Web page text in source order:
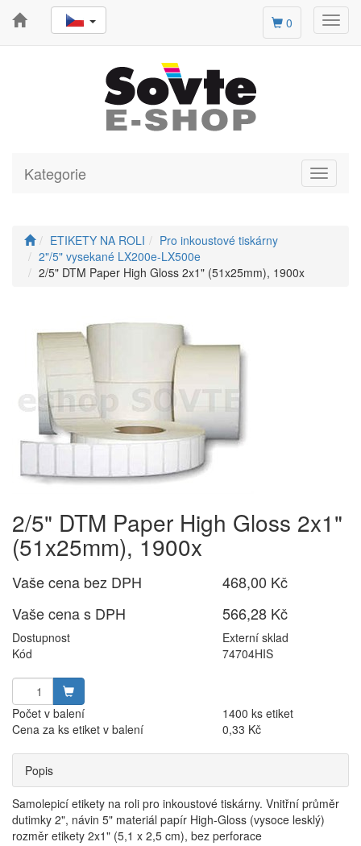
0
Toggle
Kategorie
ETIKETY NA ROLI
Pro inkoustové tiskárny
2"/5" vysekané LX200e-LX500e
2/5" DTM Paper High Gloss 2x1" (51x25mm), 1900x
2/5" DTM Paper High Gloss 2x1"
(51x25mm), 1900x
Vaše cena bez DPH
468,00 Kč
Vaše cena s DPH
566,28 Kč
Dostupnost
Externí sklad
Kód
74704HIS
Počet v balení
1400 ks etiket
Cena za ks etiket v balení
0,33 Kč
Popis
Samolepicí etikety na roli pro inkoustové tiskárny. Vnitřní průměr
dutimky 2", návin 5" materiál papír High-Gloss (vysoce lesklý)
rozměr etikety 2x1" (5,1 x 2,5 cm), bez perforace